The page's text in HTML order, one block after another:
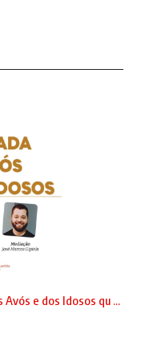
Avós e dos Idosos qu ...